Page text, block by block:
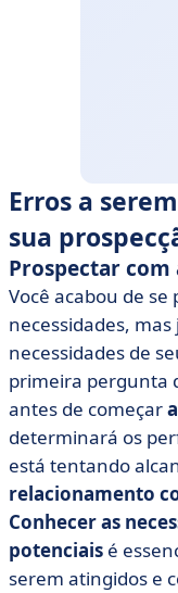
Erros a
sua
Prospectar com
Você acabou de
necessidades,
necessidades de
primeira pergunta
antes de começar
determinará os
está tentando
relacionamento
Conhecer as
potenciais é
serem atingidos e